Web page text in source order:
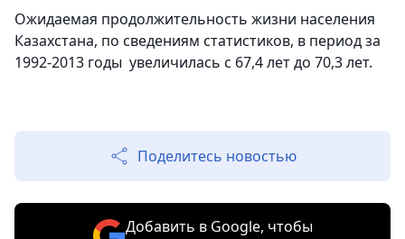
Ожидаемая продолжительность жизни населения
Казахстана, по сведениям статистиков, в период за
1992-2013 годы увеличилась с 67,4 лет до 70,3 лет.
Поделитесь новостью
Добавить в Google, чтобы